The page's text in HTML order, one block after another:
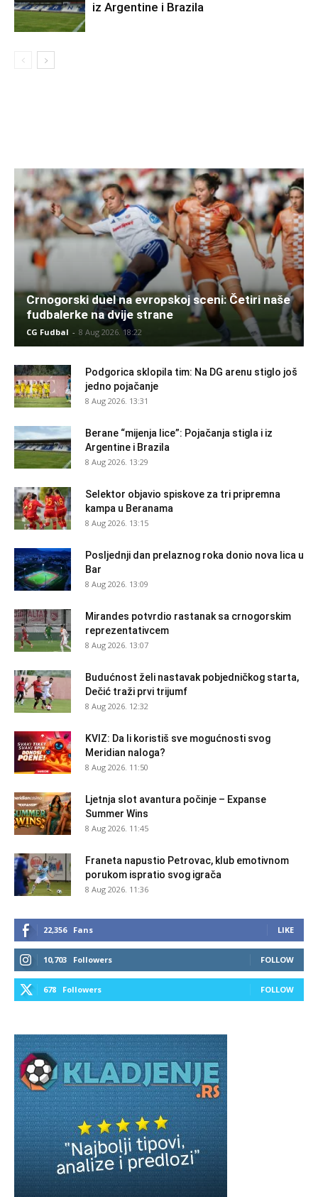
iz Argentine i Brazila
Crnogorski duel na evropskoj sceni: Četiri naše
fudbalerke na dvije strane
CG Fudbal - 8 Aug 2026. 18:22
Podgorica sklopila tim: Na DG arenu stiglo još
jedno pojačanje
8 Aug 2026. 13:31
Berane “mijenja lice”: Pojačanja stigla i iz
Argentine i Brazila
8 Aug 2026. 13:29
Selektor objavio spiskove za tri pripremna
kampa u Beranama
8 Aug 2026. 13:15
Posljednji dan prelaznog roka donio nova lica u
Bar
8 Aug 2026. 13:09
Mirandes potvrdio rastanak sa crnogorskim
reprezentativcem
8 Aug 2026. 13:07
Budućnost želi nastavak pobjedničkog starta,
Dečić traži prvi trijumf
8 Aug 2026. 12:32
KVIZ: Da li koristiš sve mogućnosti svog
Meridian naloga?
8 Aug 2026. 11:50
Ljetnja slot avantura počinje – Expanse
Summer Wins
8 Aug 2026. 11:45
Franeta napustio Petrovac, klub emotivnom
porukom ispratio svog igrača
8 Aug 2026. 11:36
22,356 Fans LIKE
10,703 Followers FOLLOW
678 Followers FOLLOW